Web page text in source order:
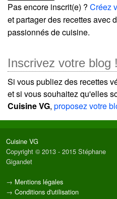
Pas encore inscrit(e) ? Créez
et partager des recettes avec
passionnés de cuisine.
Inscrivez votre blog !
Si vous publiez des recettes
et si vous souhaitez qu'elles
Cuisine VG, proposez votre
Cuisine VG
Copyright © 2013 - 2015 Stéphane
Gigandet
→ Mentions légales
→ Conditions d'utilisation